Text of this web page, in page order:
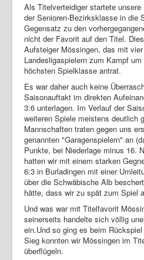
Als Titelverteidiger startete
der Senioren-Bezirksklasse in die
Gegensatz zu den
nicht der Favorit auf den Titel.
Aufsteiger Mössingen, das mit
Landesligaspielern zum Kampf
höchsten Spielklasse antrat.
Es war daher auch keine
Saisonauftakt im direkten
3:6 unterlagen. Im Verlauf der
weiteren Spiele meistens deutlich
Mannschaften traten gegen uns
genannten "Garagenspielern" an
Punkte, bei Niederlage minus 16.
hatten wir mit einem starken
6:3 in Burladingen mit einer
über die Schwäbische Alb
hätte, dass wir zu spät zum Spiel
Und was war mit Titelfavorit
seinerseits handelte sich völlig
ein.Und so ging es beim
Sieg konnten wir Mössingen im
überflügeln.